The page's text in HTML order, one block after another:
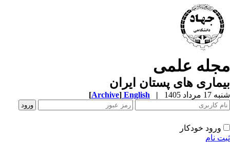
علمی
های پستان ایران
مرداد 1405 |
English
[Archive]
ورود خودکار
نام